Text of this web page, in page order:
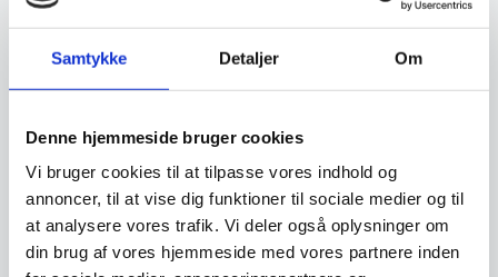
Samtykke Detaljer Om
Denne hjemmeside bruger cookies
Vi bruger cookies til at tilpasse vores indhold og
annoncer, til at vise dig funktioner til sociale medier og til
at analysere vores trafik. Vi deler også oplysninger om
din brug af vores hjemmeside med vores partnere inden
låntagning og leasing foregår direkte imellem
restaurantinventar.dkhar udvalgt til at tilbyde
denne service.
Vi prismatcher - Klik her